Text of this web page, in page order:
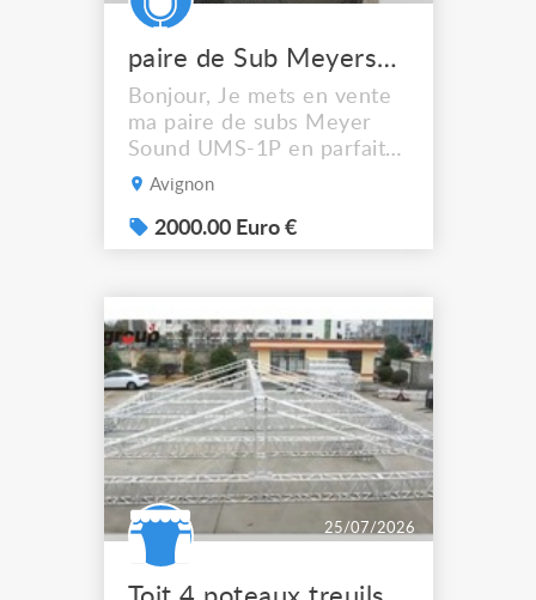
paire de Sub Meyersound UMS 1P amplifié
Bonjour, Je mets en vente
ma paire de subs Meyer
Sound UMS-1P en parfait
état de fonctionnement.
la marque, c'est du très
haut de gamme : le son
embarquent 2x10" chacun
et descendent vraiment bas
(jusqu'à 25 Hz) tout en
resta...
Avignon
2000.00 Euro €
25/07/2026